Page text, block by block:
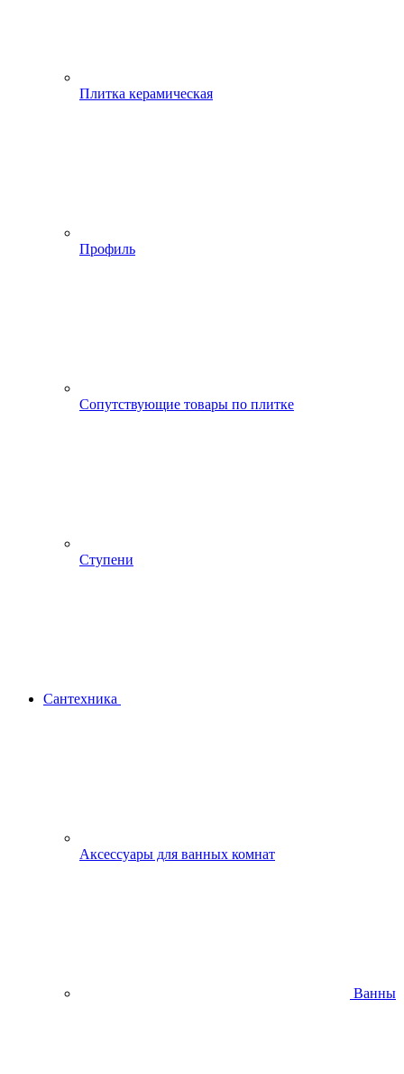
Плитка керамическая
Профиль
Сопутствующие товары по плитке
Ступени
Сантехника
Аксессуары для ванных комнат
Ванны